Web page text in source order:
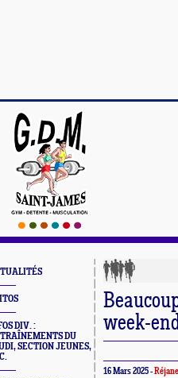
DIV. :
DU
SECTION JEUNES,
week-
16 Mars 2025 -